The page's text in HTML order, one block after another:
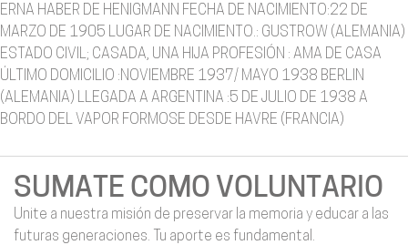
ERNA HABER DE HENIGMANN FECHA DE NACIMIENTO:22 DE
MARZO DE 1905 LUGAR DE NACIMIENTO.: GUSTROW (ALEMANIA)
ESTADO CIVIL; CASADA, UNA HIJA PROFESIÓN : AMA DE CASA
ÚLTIMO DOMICILIO :NOVIEMBRE 1937/ MAYO 1938 BERLIN
(ALEMANIA) LLEGADA A ARGENTINA :5 DE JULIO DE 1938 A
BORDO DEL VAPOR FORMOSE DESDE HAVRE (FRANCIA)
SUMATE COMO VOLUNTARIO
Unite a nuestra misión de preservar la memoria y educar a las
futuras generaciones. Tu aporte es fundamental.